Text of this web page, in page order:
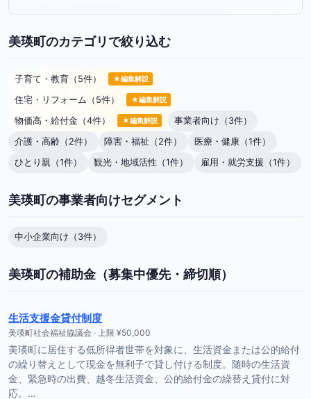
美瑛町のカテゴリで絞り込む
子育て・教育（5件） ★編集解説
住宅・リフォーム（5件） ★編集解説
物価高・給付金（4件） ★編集解説
事業者向け（3件）
介護・高齢（2件）
障害・福祉（2件）
医療・健康（1件）
ひとり親（1件）
観光・地域活性（1件） 雇用・就労支援（1件）
美瑛町の事業者向けセグメント
中小企業向け（3件）
美瑛町の補助金（募集中優先・締切順）
生活支援金貸付制度
美瑛町社会福祉協議会 · 上限 ¥50,000
美瑛町に居住する低所得者世帯を対象に、生活資金または公的給付
の繰り替えとして現金を無利子で貸し付ける制度。随時の生活資
金、緊急時の出費、越冬生活資金、公的給付金の繰替え貸付に対
応。…